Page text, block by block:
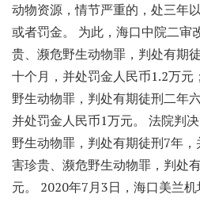
动物资源，情节严重的，处三年
或者罚金。 为此，海口中院二审
贵、濒危野生动物罪，判处有期
十个月，并处罚金人民币1.2万元
野生动物罪，判处有期徒刑二年
并处罚金人民币1万元。 法院判
野生动物罪，判处有期徒刑7年
害珍贵、濒危野生动物罪，判处
元。 2020年7月3日，海口美兰